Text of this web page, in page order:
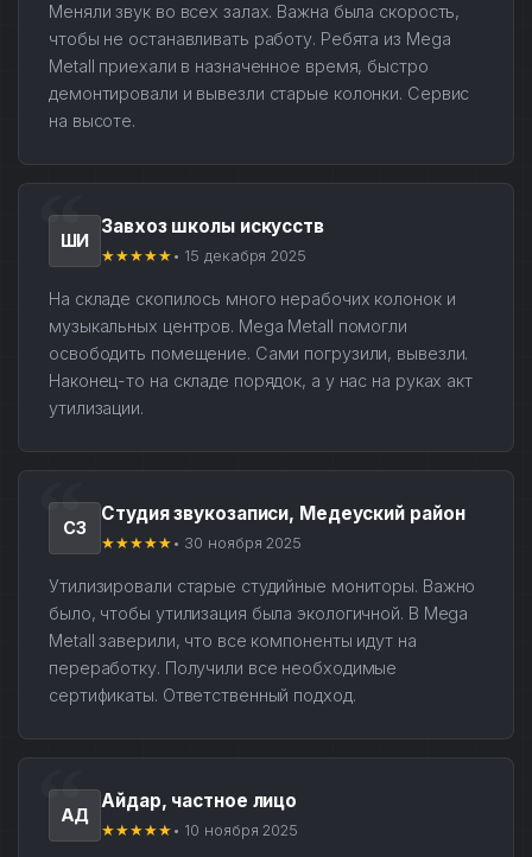
Меняли звук во всех залах. Важна была скорость,
чтобы не останавливать работу. Ребята из Mega
Metall приехали в назначенное время, быстро
демонтировали и вывезли старые колонки. Сервис
на высоте.
ШИ
Завхоз школы искусств
★★★★★ • 15 декабря 2025
На складе скопилось много нерабочих колонок и
музыкальных центров. Mega Metall помогли
освободить помещение. Сами погрузили, вывезли.
Наконец-то на складе порядок, а у нас на руках акт
утилизации.
СЗ
Студия звукозаписи, Медеуский район
★★★★★ • 30 ноября 2025
Утилизировали старые студийные мониторы. Важно
было, чтобы утилизация была экологичной. В Mega
Metall заверили, что все компоненты идут на
переработку. Получили все необходимые
сертификаты. Ответственный подход.
АД
Айдар, частное лицо
★★★★★ • 10 ноября 2025